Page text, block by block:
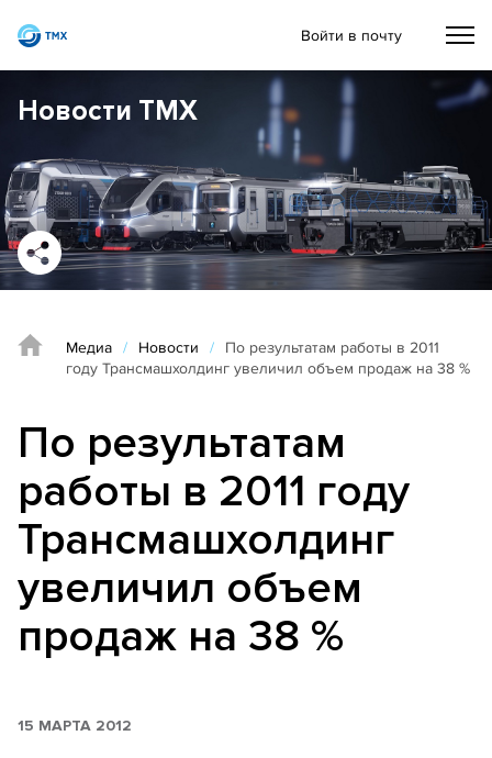
Войти в почту
Новости ТМХ
Медиа / Новости /
По результатам работы в 2011
году Трансмашхолдинг увеличил объем продаж на 38 %
По результатам
работы в 2011 году
Трансмашхолдинг
увеличил объем
продаж на 38 %
15 МАРТА 2012